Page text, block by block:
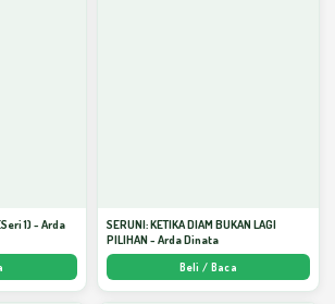
1) - Arda
SERUNI: KETIKA DIAM BUKAN LAGI
PILIHAN - Arda Dinata
Beli / Baca